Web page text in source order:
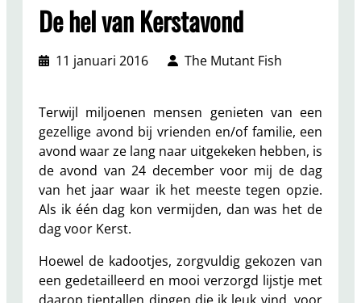
De hel van Kerstavond
11 januari 2016 The Mutant Fish
Terwijl miljoenen mensen genieten van een
gezellige avond bij vrienden en/of familie, een
avond waar ze lang naar uitgekeken hebben, is
de avond van 24 december voor mij de dag
van het jaar waar ik het meeste tegen opzie.
Als ik één dag kon vermijden, dan was het de
dag voor Kerst.
Hoewel de kadootjes, zorgvuldig gekozen van
een gedetailleerd en mooi verzorgd lijstje met